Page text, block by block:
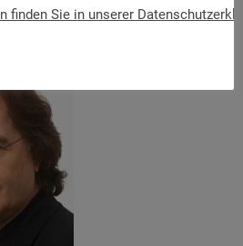
ist öffentlich.
finden Sie in unserer